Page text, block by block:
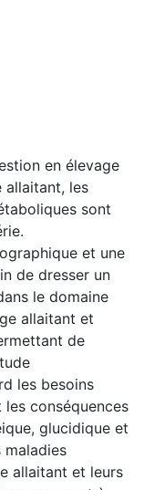
en élevage
allaitant, les
sont
et une
de dresser un
le domaine
allaitant et
de
les besoins
conséquences
glucidique et
maladies
allaitant et leurs